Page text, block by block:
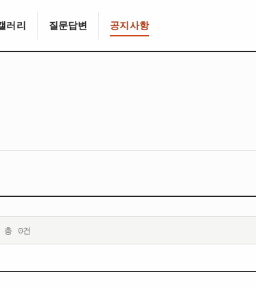
러리 질문답변 공지사항
총 0건